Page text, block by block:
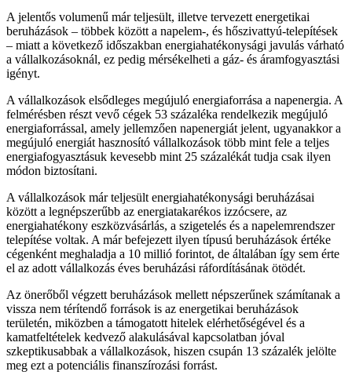
A jelentős volumenű már teljesült, illetve tervezett energetikai
beruházások – többek között a napelem-, és hőszivattyú-telepítések
– miatt a következő időszakban energiahatékonysági javulás várható
a vállalkozásoknál, ez pedig mérsékelheti a gáz- és áramfogyasztási
igényt.
A vállalkozások elsődleges megújuló energiaforrása a napenergia. A
felmérésben részt vevő cégek 53 százaléka rendelkezik megújuló
energiaforrással, amely jellemzően napenergiát jelent, ugyanakkor a
megújuló energiát hasznosító vállalkozások több mint fele a teljes
energiafogyasztásuk kevesebb mint 25 százalékát tudja csak ilyen
módon biztosítani.
A vállalkozások már teljesült energiahatékonysági beruházásai
között a legnépszerűbb az energiatakarékos izzócsere, az
energiahatékony eszközvásárlás, a szigetelés és a napelemrendszer
telepítése voltak. A már befejezett ilyen típusú beruházások értéke
cégenként meghaladja a 10 millió forintot, de általában így sem érte
el az adott vállalkozás éves beruházási ráfordításának ötödét.
Az önerőből végzett beruházások mellett népszerűnek számítanak a
vissza nem térítendő források is az energetikai beruházások
területén, miközben a támogatott hitelek elérhetőségével és a
kamatfeltételek kedvező alakulásával kapcsolatban jóval
szkeptikusabbak a vállalkozások, hiszen csupán 13 százalék jelölte
meg ezt a potenciális finanszírozási forrást.